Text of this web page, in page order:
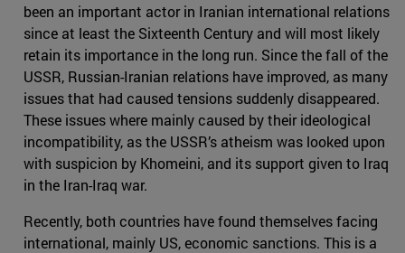
been an important actor in Iranian international relations
since at least the Sixteenth Century and will most likely
retain its importance in the long run. Since the fall of the
USSR, Russian-Iranian relations have improved, as many
issues that had caused tensions suddenly disappeared.
These issues where mainly caused by their ideological
incompatibility, as the USSR’s atheism was looked upon
with suspicion by Khomeini, and its support given to Iraq
in the Iran-Iraq war.
Recently, both countries have found themselves facing
international, mainly US, economic sanctions. This is a